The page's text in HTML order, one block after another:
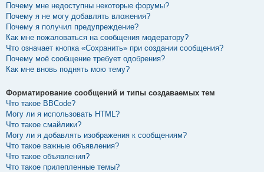
Почему мне недоступны некоторые форумы?
Почему я не могу добавлять вложения?
Почему я получил предупреждение?
Как мне пожаловаться на сообщения модератору?
Что означает кнопка «Сохранить» при создании сообщения?
Почему моё сообщение требует одобрения?
Как мне вновь поднять мою тему?
Форматирование сообщений и типы создаваемых тем
Что такое BBCode?
Могу ли я использовать HTML?
Что такое смайлики?
Могу ли я добавлять изображения к сообщениям?
Что такое важные объявления?
Что такое объявления?
Что такое прилепленные темы?